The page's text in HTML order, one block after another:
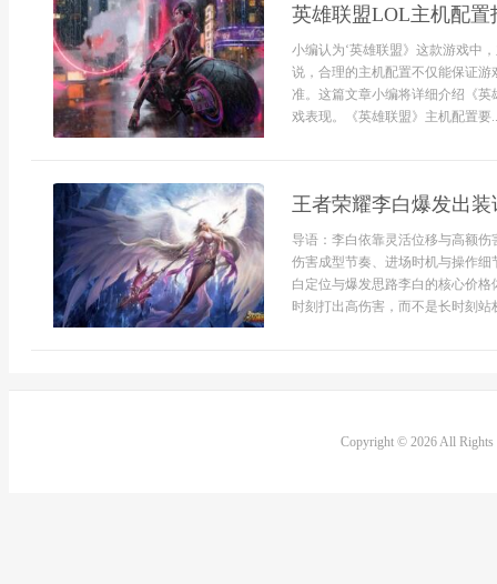
英雄联盟LOL主机配置
小编认为‘英雄联盟》这款游戏中
说，合理的主机配置不仅能保证
准。这篇文章小编将详细介绍《
戏表现。《英雄联盟》主机配置要
王者荣耀李白爆发出装
导语：李白依靠灵活位移与高额
伤害成型节奏、进场时机与操作
白定位与爆发思路李白的核心价
时刻打出高伤害，而不是长时刻站
Copyright © 2026 All